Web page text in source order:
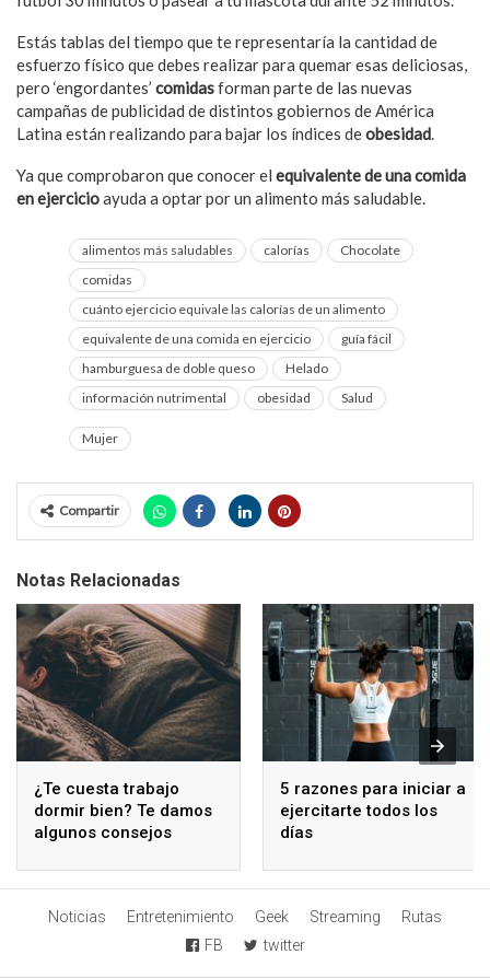
Estás tablas del tiempo que te representaría la cantidad de
esfuerzo físico que debes realizar para quemar esas deliciosas,
pero ‘engordantes’ comidasforman parte de las nuevas
campañas de publicidad de distintos gobiernos de América
Latina están realizando para bajar los índices deobesidad.
Ya que comprobaron que conocer el equivalente de una comida
en ejercicioayuda a optar por un alimento más saludable.
alimentos más saludables calorías
Chocolate
comidas
cuánto ejercicio equivale las calorías de un alimento
equivalente de una comida en ejercicio
guía fácil
hamburguesa de doble queso
Helado
información nutrimental
obesidad Salud
Mujer
Compartir
Notas Relacionadas
¿Te cuesta trabajo
dormir bien? Te damos
algunos consejos
5 razones para iniciar a
ejercitarte todos los
días
Noticias Entretenimiento Geek Streaming
Rutas
FB
twitter